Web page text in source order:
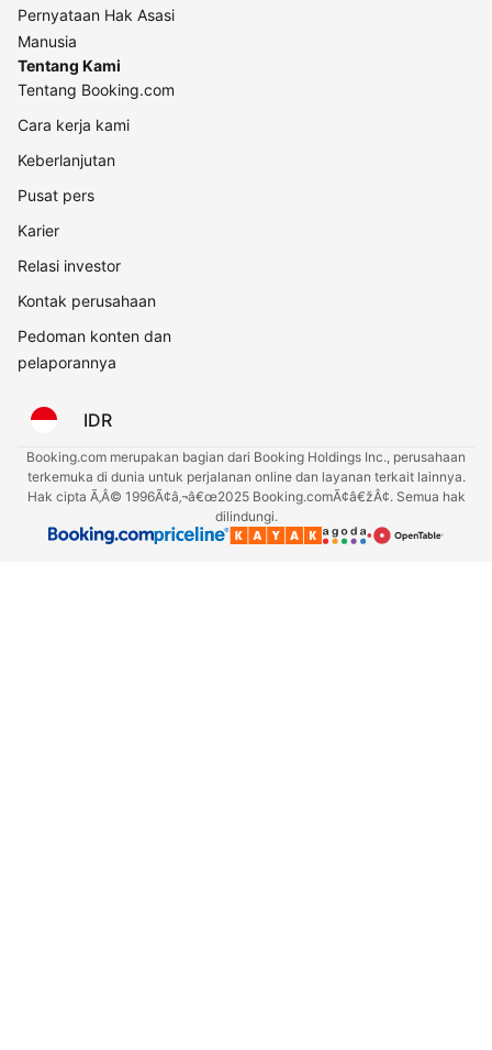
Pernyataan Hak Asasi
Manusia
Tentang Kami
Tentang Booking.com
Cara kerja kami
Keberlanjutan
Pusat pers
Karier
Relasi investor
Kontak perusahaan
Pedoman konten dan
pelaporannya
IDR
Booking.com merupakan bagian dari Booking Holdings Inc., perusahaan
terkemuka di dunia untuk perjalanan online dan layanan terkait lainnya.
Hak cipta Ã‚Â© 1996Ã¢â‚¬â€œ2025 Booking.comÃ¢â€žÂ¢. Semua hak
dilindungi.